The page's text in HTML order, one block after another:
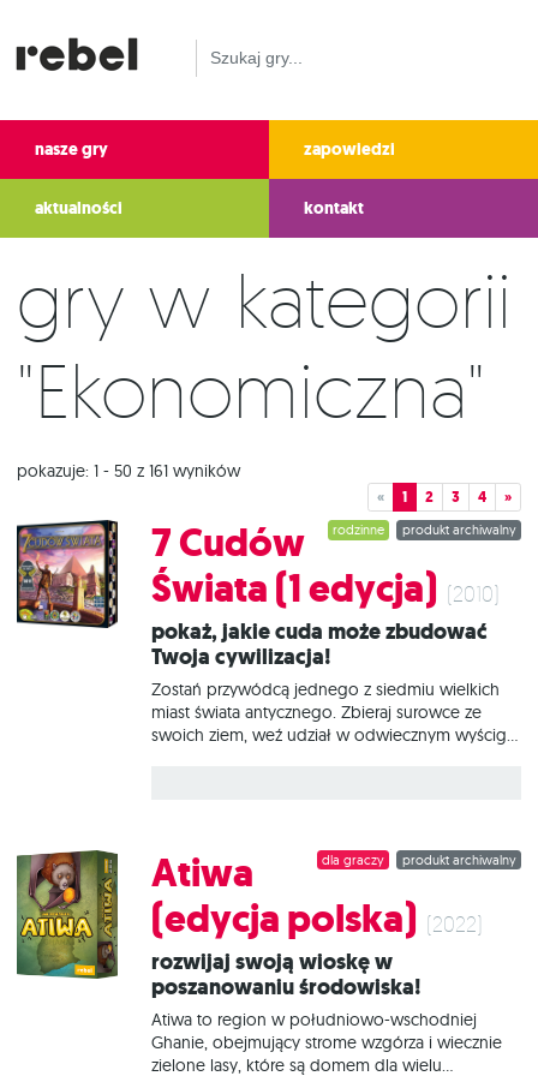
nasze gry zapowiedzi
aktualności kontakt
Gry w kategorii
"Ekonomiczna"
pokazuje: 1 - 50 z 161 wyników
« 1 2 3 4 »
produkt archiwalny
rodzinne
7 Cudów
Świata (1 edycja) (2010)
Pokaż, jakie cuda może zbudować
Twoja cywilizacja!
Zostań przywódcą jednego z siedmiu wielkich
miast świata antycznego. Zbieraj surowce ze
swoich ziem, weź udział w odwiecznym wyścigu
gra o rozwoju cywilizacji, która łączy proste
zasady i dynamiczną rozgrywkę z planowaniem i
strategicznym myśleniem. Uczestnicy wcielają się
w przywódców starożytnych miast, które starają
się poprowadzić do jak najbardziej optymalnego
rozwoju. Dlaczego pokochasz tę grę? Przy swojej
prostocie oferuje jednocześnie bardzo wiele
dróg do zwycięstwa, dzięki czemu każda
rozgrywka jest zupełnie inna! Specyficzna
mechanika doboru
produkt archiwalny
dla graczy
Atiwa
(edycja polska) (2022)
Rozwijaj swoją wioskę w
poszanowaniu środowiska!
Atiwa to region w południowo-wschodniej
Ghanie, obejmujący strome wzgórza i wiecznie
zielone lasy, które są domem dla wielu